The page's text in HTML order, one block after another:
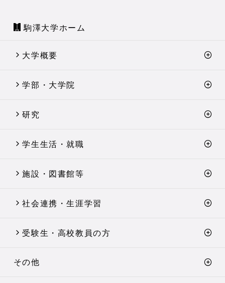
駒澤大学ホーム
大学概要
学部・大学院
研究
学生生活・就職
施設・図書館等
社会連携・生涯学習
受験生・高校教員の方
その他